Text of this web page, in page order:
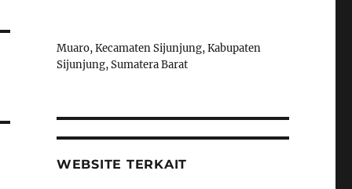
Muaro, Kecamaten Sijunjung, Kabupaten
Sijunjung, Sumatera Barat
WEBSITE TERKAIT